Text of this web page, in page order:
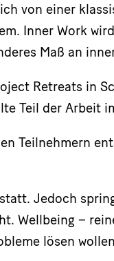
von einer
Inner Work
Maß an
Retreats in
Teil der Arbeit
Teilnehmern
Jedoch
Wellbeing –
lösen